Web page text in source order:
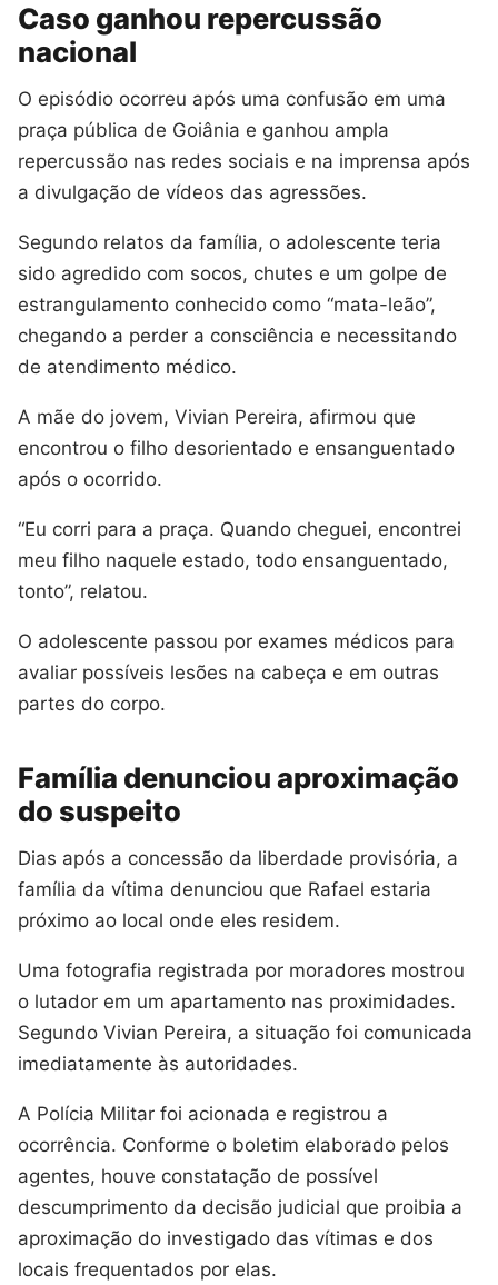
Caso ganhou repercussão
nacional
O episódio ocorreu após uma confusão em uma
praça pública de Goiânia e ganhou ampla
repercussão nas redes sociais e na imprensa após
a divulgação de vídeos das agressões.
Segundo relatos da família, o adolescente teria
sido agredido com socos, chutes e um golpe de
estrangulamento conhecido como “mata-leão”,
chegando a perder a consciência e necessitando
de atendimento médico.
A mãe do jovem, Vivian Pereira, afirmou que
encontrou o filho desorientado e ensanguentado
após o ocorrido.
“Eu corri para a praça. Quando cheguei, encontrei
meu filho naquele estado, todo ensanguentado,
tonto”, relatou.
O adolescente passou por exames médicos para
avaliar possíveis lesões na cabeça e em outras
partes do corpo.
Família denunciou aproximação
do suspeito
Dias após a concessão da liberdade provisória, a
família da vítima denunciou que Rafael estaria
próximo ao local onde eles residem.
Uma fotografia registrada por moradores mostrou
o lutador em um apartamento nas proximidades.
Segundo Vivian Pereira, a situação foi comunicada
imediatamente às autoridades.
A Polícia Militar foi acionada e registrou a
ocorrência. Conforme o boletim elaborado pelos
agentes, houve constatação de possível
descumprimento da decisão judicial que proibia a
aproximação do investigado das vítimas e dos
locais frequentados por elas.